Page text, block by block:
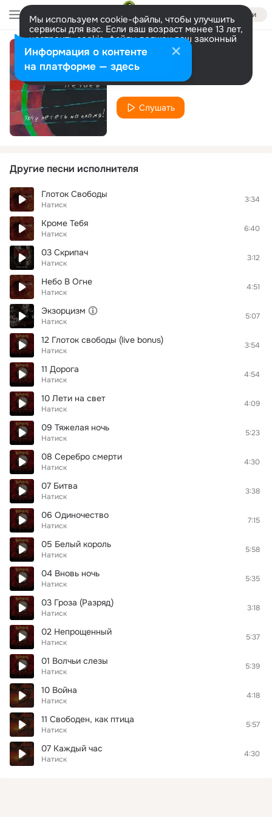
Войти
Мы используем cookie-файлы, чтобы улучшить
сервисы для вас. Если ваш возраст менее 13 лет,
настроить cookie-файлы должен ваш законный
представитель. Больше информации
Разрешить все Настроить
02 Прощай
Натиск
Слушать
Другие песни исполнителя
Глоток Свободы
Натиск
3:34
Кроме Тебя
Натиск
6:40
03 Скрипач
Натиск
3:12
Небо В Огне
Натиск
4:51
Экзорцизм
Натиск
5:07
12 Глоток свободы (live bonus)
Натиск
3:54
11 Дорога
Натиск
4:54
10 Лети на свет
Натиск
4:09
09 Тяжелая ночь
Натиск
5:23
08 Серебро смерти
Натиск
4:30
07 Битва
Натиск
3:38
06 Одиночество
Натиск
7:15
05 Белый король
Натиск
5:58
04 Вновь ночь
Натиск
5:35
03 Гроза (Разряд)
Натиск
3:18
02 Непрощенный
Натиск
5:37
01 Волчьи слезы
Натиск
5:39
10 Война
Натиск
4:18
11 Свободен, как птица
Натиск
5:57
07 Каждый час
Натиск
4:30
Информация о контенте
на платформе — здесь